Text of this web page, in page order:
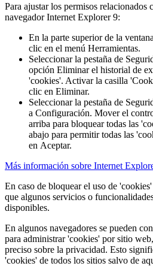
Para ajustar los permisos relacionados
navegador Internet Explorer 9:
En la parte superior de la
clic en el menú Herramientas.
Seleccionar la pestaña de
opción Eliminar el historial de
'cookies'. Activar la casilla
clic en Eliminar.
Seleccionar la pestaña de
a Configuración. Mover el
arriba para bloquear todas las
abajo para permitir todas las
en Aceptar.
Más información sobre Internet
En caso de bloquear el uso de
que algunos servicios o
disponibles.
En algunos navegadores se pueden
para administrar 'cookies' por sitio
preciso sobre la privacidad. Esto
'cookies' de todos los sitios salvo de